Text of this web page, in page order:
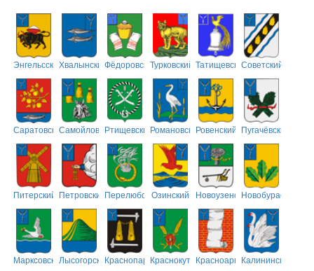
ЭнгельсскийХвалынскийФёдоровскийТурковский ТатищевскийСоветский
СаратовскийСамойловскийРтищевскийРомановскийРовенский Пугачёвский
Питерский ПетровскийПерелюбскийОзинский НовоузенскийНовобурасский
МарксовскийЛысогорскийКраснопартизанский
КраснокутскийКрасноармейский
Калининский